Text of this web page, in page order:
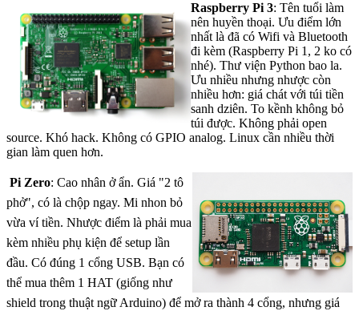
Raspberry Pi 3: Tên tuổi làm
nên huyền thoại. Ưu điểm lớn
nhất là đã có Wifi và Bluetooth
đi kèm (Raspberry Pi 1, 2 ko có
nhé). Thư viện Python bao la.
Ưu nhiều nhưng nhược còn
nhiều hơn: giá chát với túi tiền
sanh dziên. To kềnh không bỏ
túi được. Không phải open
source. Khó hack. Không có GPIO analog. Linux cần nhiều thời
gian làm quen hơn.
Pi Zero: Cao nhân ở ẩn. Giá "2 tô
phở", có là chộp ngay. Mi nhon bỏ
vừa ví tiền. Nhược điểm là phải mua
kèm nhiều phụ kiện để setup lần
đầu. Có đúng 1 cổng USB. Bạn có
thể mua thêm 1 HAT (giống như
shield trong thuật ngữ Arduino) để mở ra thành 4 cổng, nhưng giá